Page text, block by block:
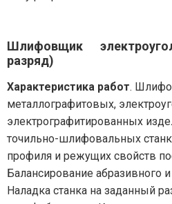
Шлифовщик
разряд)
Характеристика работ.
металлографитовых,
электрографитированных
точильно-шлифовальных
профиля и режущих свойств
Балансирование абразивного
Наладка станка на заданный